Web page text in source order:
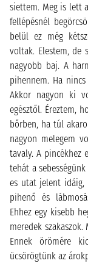
siettem. Meg is lett
fellépésnél
belül ez még
voltak. Elestem, de
nagyobb baj. A
pihennem. Ha
Akkor nagyon ki
egésztől. Éreztem,
bőrben, ha túl
nagyon melegem
tavaly. A pincékhez
tehát a
es utat jelent idáig,
pihenő és
Ehhez egy kisebb
meredek
Ennek örömére
ücsörögtünk az